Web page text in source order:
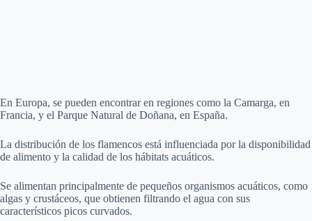
En Europa, se pueden encontrar en regiones como la Camarga, en
Francia, y el Parque Natural de Doñana, en España.
La distribución de los flamencos está influenciada por la disponibilidad
de alimento y la calidad de los hábitats acuáticos.
Se alimentan principalmente de pequeños organismos acuáticos, como
algas y crustáceos, que obtienen filtrando el agua con sus
característicos picos curvados.